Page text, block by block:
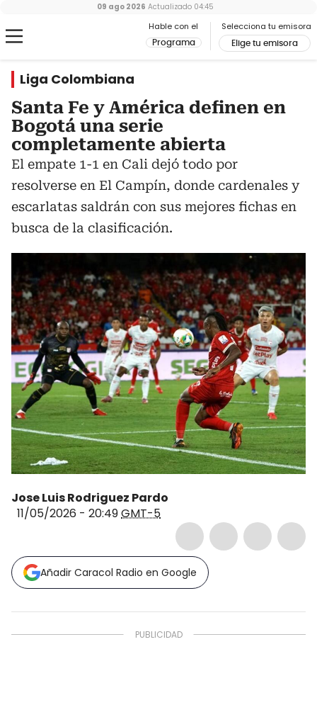
Hable con el
Programa
Selecciona tu emisora
Elige tu emisora
09 ago 2026 Actualizado 04:45
Liga Colombiana
Santa Fe y América definen en
Bogotá una serie
completamente abierta
El empate 1-1 en Cali dejó todo por
resolverse en El Campín, donde cardenales y
escarlatas saldrán con sus mejores fichas en
busca de la clasificación.
Jose Luis Rodriguez Pardo
11/05/2026 - 20:49GMT-5
Añadir Caracol Radio en Google